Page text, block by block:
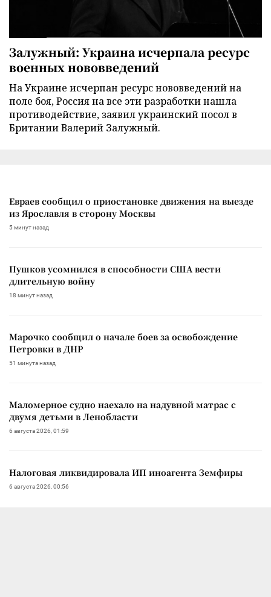
Залужный: Украина исчерпала ресурс
военных нововведений
На Украине исчерпан ресурс нововведений на
поле боя, Россия на все эти разработки нашла
противодействие, заявил украинский посол в
Британии Валерий Залужный.
Евраев сообщил о приостановке движения на выезде
из Ярославля в сторону Москвы
5 минут назад
Пушков усомнился в способности США вести
длительную войну
18 минут назад
Марочко сообщил о начале боев за освобождение
Петровки в ДНР
51 минута назад
Маломерное судно наехало на надувной матрас с
двумя детьми в Ленобласти
6 августа 2026, 01:59
Налоговая ликвидировала ИП иноагента Земфиры
6 августа 2026, 00:56